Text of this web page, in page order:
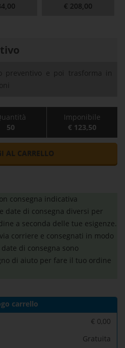
€ 208,00
preventivo e poi trasforma in
50
Imponibile
€ 123,50
AL CARRELLO
consegna indicativa
date di consegna diversi per
a seconda delle tue esigenze.
corriere e consegnati in modo
di consegna sono
di aiuto per fare il tuo ordine
carrello
€ 0,00
Gratuita